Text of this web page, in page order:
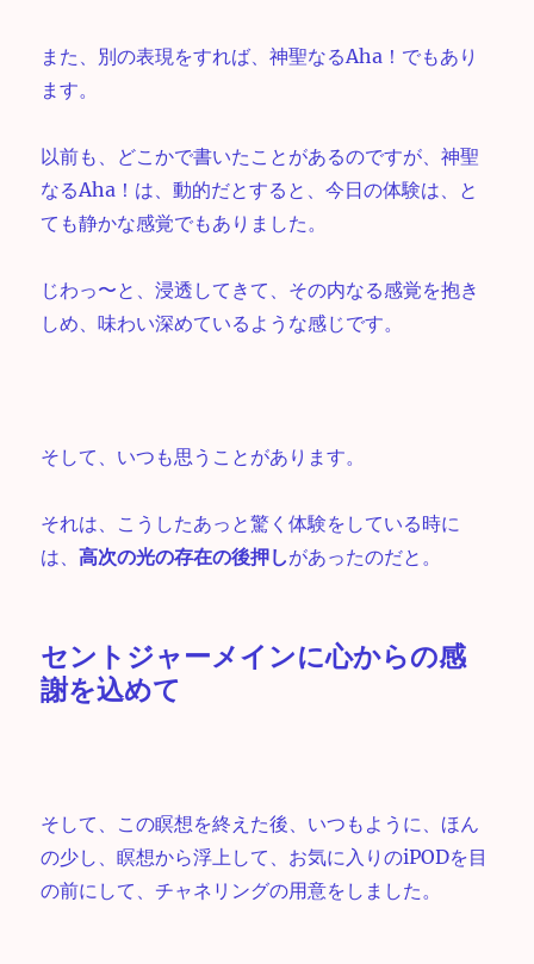
また、別の表現をすれば、神聖なるAha！でもあり
ます。
以前も、どこかで書いたことがあるのですが、神聖
なるAha！は、動的だとすると、今日の体験は、と
ても静かな感覚でもありました。
じわっ〜と、浸透してきて、その内なる感覚を抱き
しめ、味わい深めているような感じです。
そして、いつも思うことがあります。
それは、こうしたあっと驚く体験をしている時に
は、高次の光の存在の後押しがあったのだと。
セントジャーメインに心からの感
謝を込めて
そして、この瞑想を終えた後、いつもように、ほん
の少し、瞑想から浮上して、お気に入りのiPODを目
の前にして、チャネリングの用意をしました。